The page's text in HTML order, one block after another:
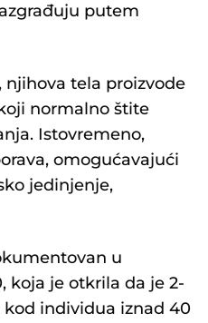
putem
tela proizvode
normalno štite
Istovremeno,
omogućavajući
jedinjenje,
u
koja je otkrila da je 2-
individua iznad 40